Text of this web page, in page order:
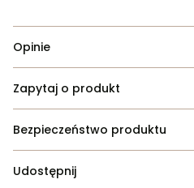
Opinie
Zapytaj o produkt
Bezpieczeństwo produktu
Udostępnij